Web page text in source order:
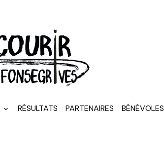
RÉSULTATS PARTENAIRES BÉNÉVOLES